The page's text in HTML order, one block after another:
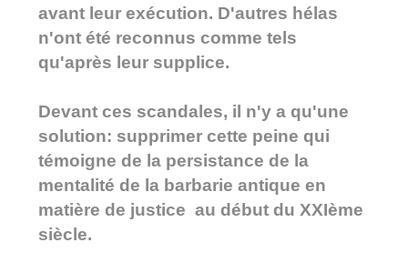
avant leur exécution. D'autres hélas
n'ont été reconnus comme tels
qu'après leur supplice.
Devant ces scandales, il n'y a qu'une
solution: supprimer cette peine qui
témoigne de la persistance de la
mentalité de la barbarie antique en
matière de justice au début du XXIème
siècle.